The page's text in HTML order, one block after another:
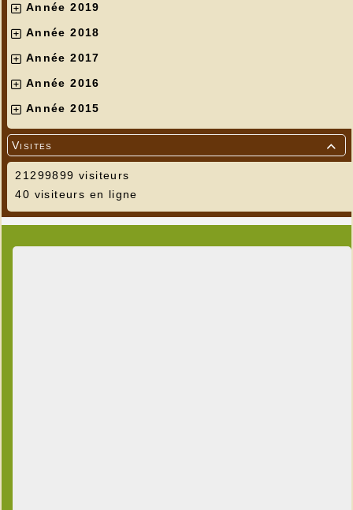
Année 2019
Année 2018
Année 2017
Année 2016
Année 2015

Visites
21299899 visiteurs
40 visiteurs en ligne